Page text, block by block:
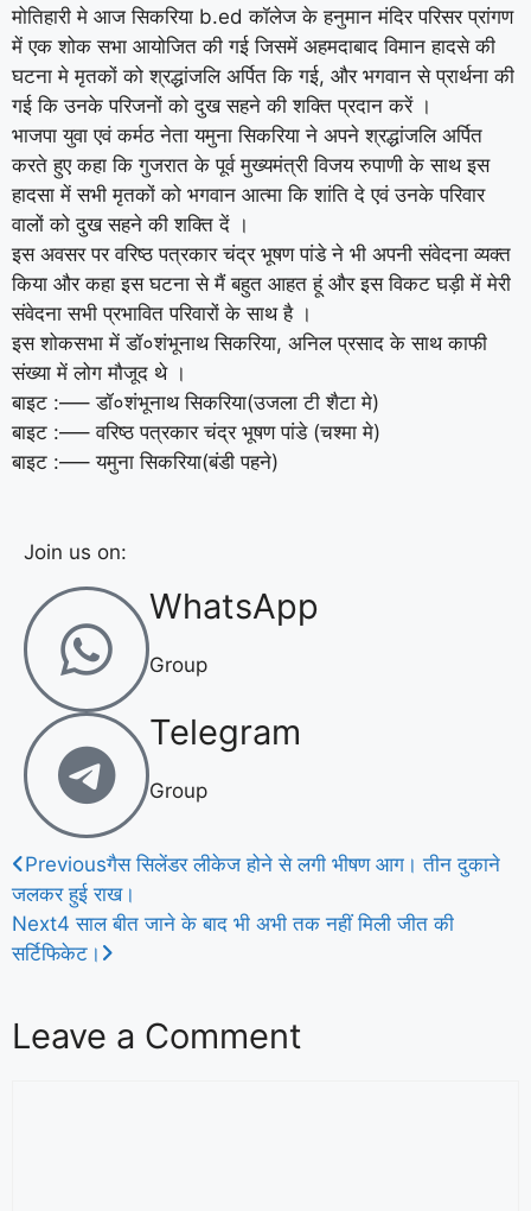
मोतिहारी मे आज सिकरिया b.ed कॉलेज के हनुमान मंदिर परिसर प्रांगण
में एक शोक सभा आयोजित की गई जिसमें अहमदाबाद विमान हादसे की
घटना मे मृतकों को श्रद्धांजलि अर्पित कि गई, और भगवान से प्रार्थना की
गई कि उनके परिजनों को दुख सहने की शक्ति प्रदान करें ।
भाजपा युवा एवं कर्मठ नेता यमुना सिकरिया ने अपने श्रद्धांजलि अर्पित
करते हुए कहा कि गुजरात के पूर्व मुख्यमंत्री विजय रुपाणी के साथ इस
हादसा में सभी मृतकों को भगवान आत्मा कि शांति दे एवं उनके परिवार
वालों को दुख सहने की शक्ति दें ।
इस अवसर पर वरिष्ठ पत्रकार चंद्र भूषण पांडे ने भी अपनी संवेदना व्यक्त
किया और कहा इस घटना से मैं बहुत आहत हूं और इस विकट घड़ी में मेरी
संवेदना सभी प्रभावित परिवारों के साथ है ।
इस शोकसभा में डॉ०शंभूनाथ सिकरिया, अनिल प्रसाद के साथ काफी
संख्या में लोग मौजूद थे ।
बाइट :—– डॉ०शंभूनाथ सिकरिया(उजला टी शैटा मे)
बाइट :—– वरिष्ठ पत्रकार चंद्र भूषण पांडे (चश्मा मे)
बाइट :—– यमुना सिकरिया(बंडी पहने)
Join us on:
WhatsApp
Group
Telegram
Group
Previousगैस सिलेंडर लीकेज होने से लगी भीषण आग। तीन दुकाने
जलकर हुई राख।
Next4 साल बीत जाने के बाद भी अभी तक नहीं मिली जीत की
सर्टिफिकेट।
Leave a Comment